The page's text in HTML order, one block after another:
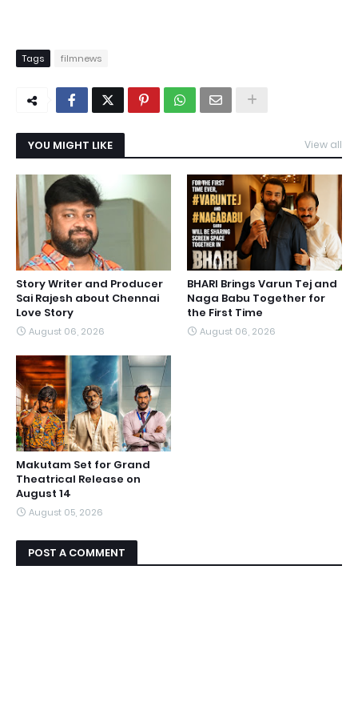
Tags filmnews
YOU MIGHT LIKE View all
Story Writer and Producer
Sai Rajesh about Chennai
Love Story
August 06, 2026
BHARI Brings Varun Tej and
Naga Babu Together for
the First Time
August 06, 2026
Makutam Set for Grand
Theatrical Release on
August 14
August 05, 2026
POST A COMMENT